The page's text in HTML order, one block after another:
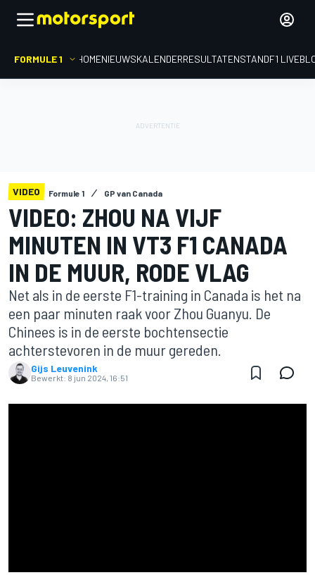
FORMULE 1 HOMENIEUWSKALENDERRESULTATENSTANDF1
VIDEO Formule 1 GP van Canada
VIDEO: ZHOU NA VIJF
MINUTEN IN VT3 F1 CANADA
IN DE MUUR, RODE VLAG
Net als in de eerste F1-training in Canada is het na
een paar minuten raak voor Zhou Guanyu. De
Chinees is in de eerste bochtensectie
achterstevoren in de muur gereden.
Gijs Leuvenink
Bewerkt: 8 jun 2024, 16:51